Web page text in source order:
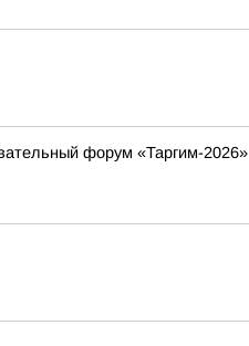
форум «Таргим-2026»